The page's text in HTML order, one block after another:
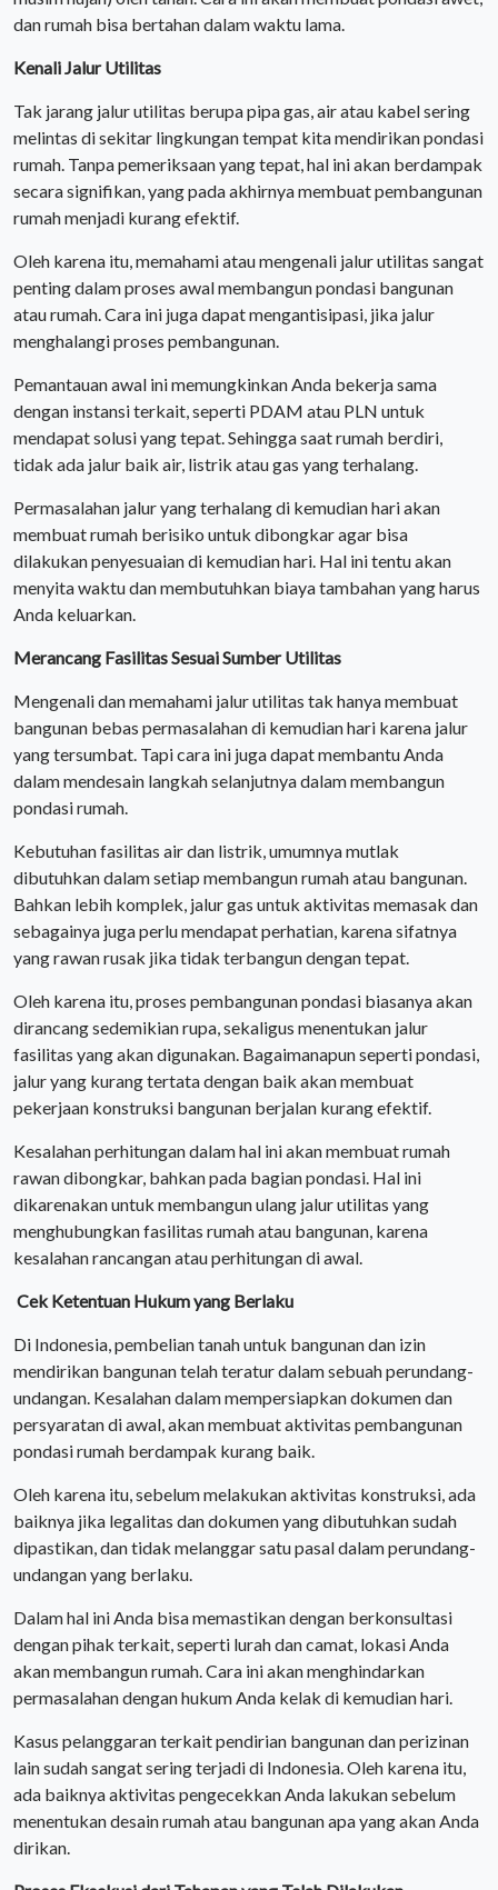
dan rumah bisa bertahan dalam waktu lama.
Kenali Jalur Utilitas
Tak jarang jalur utilitas berupa pipa gas, air atau kabel sering
melintas di sekitar lingkungan tempat kita mendirikan pondasi
rumah. Tanpa pemeriksaan yang tepat, hal ini akan berdampak
secara signifikan, yang pada akhirnya membuat pembangunan
rumah menjadi kurang efektif.
Oleh karena itu, memahami atau mengenali jalur utilitas sangat
penting dalam proses awal membangun pondasi bangunan
atau rumah. Cara ini juga dapat mengantisipasi, jika jalur
menghalangi proses pembangunan.
Pemantauan awal ini memungkinkan Anda bekerja sama
dengan instansi terkait, seperti PDAM atau PLN untuk
mendapat solusi yang tepat. Sehingga saat rumah berdiri,
tidak ada jalur baik air, listrik atau gas yang terhalang.
Permasalahan jalur yang terhalang di kemudian hari akan
membuat rumah berisiko untuk dibongkar agar bisa
dilakukan penyesuaian di kemudian hari. Hal ini tentu akan
menyita waktu dan membutuhkan biaya tambahan yang harus
Anda keluarkan.
Merancang Fasilitas Sesuai Sumber Utilitas
Mengenali dan memahami jalur utilitas tak hanya membuat
bangunan bebas permasalahan di kemudian hari karena jalur
yang tersumbat. Tapi cara ini juga dapat membantu Anda
dalam mendesain langkah selanjutnya dalam membangun
pondasi rumah.
Kebutuhan fasilitas air dan listrik, umumnya mutlak
dibutuhkan dalam setiap membangun rumah atau bangunan.
Bahkan lebih komplek, jalur gas untuk aktivitas memasak dan
sebagainya juga perlu mendapat perhatian, karena sifatnya
yang rawan rusak jika tidak terbangun dengan tepat.
Oleh karena itu, proses pembangunan pondasi biasanya akan
dirancang sedemikian rupa, sekaligus menentukan jalur
fasilitas yang akan digunakan. Bagaimanapun seperti pondasi,
jalur yang kurang tertata dengan baik akan membuat
pekerjaan konstruksi bangunan berjalan kurang efektif.
Kesalahan perhitungan dalam hal ini akan membuat rumah
rawan dibongkar, bahkan pada bagian pondasi. Hal ini
dikarenakan untuk membangun ulang jalur utilitas yang
menghubungkan fasilitas rumah atau bangunan, karena
kesalahan rancangan atau perhitungan di awal.
Cek Ketentuan Hukum yang Berlaku
Di Indonesia, pembelian tanah untuk bangunan dan izin
mendirikan bangunan telah teratur dalam sebuah perundang-
undangan. Kesalahan dalam mempersiapkan dokumen dan
persyaratan di awal, akan membuat aktivitas pembangunan
pondasi rumah berdampak kurang baik.
Oleh karena itu, sebelum melakukan aktivitas konstruksi, ada
baiknya jika legalitas dan dokumen yang dibutuhkan sudah
dipastikan, dan tidak melanggar satu pasal dalam perundang-
undangan yang berlaku.
Dalam hal ini Anda bisa memastikan dengan berkonsultasi
dengan pihak terkait, seperti lurah dan camat, lokasi Anda
akan membangun rumah. Cara ini akan menghindarkan
permasalahan dengan hukum Anda kelak di kemudian hari.
Kasus pelanggaran terkait pendirian bangunan dan perizinan
lain sudah sangat sering terjadi di Indonesia. Oleh karena itu,
ada baiknya aktivitas pengecekkan Anda lakukan sebelum
menentukan desain rumah atau bangunan apa yang akan Anda
dirikan.